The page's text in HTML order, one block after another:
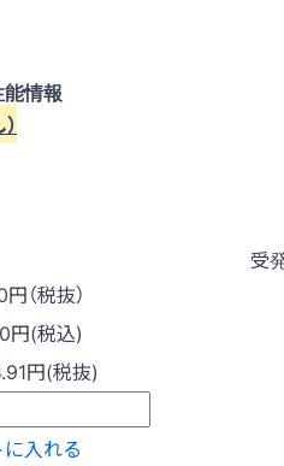
情報
受
円（税抜）
円(税込)
円(税抜)
入れる